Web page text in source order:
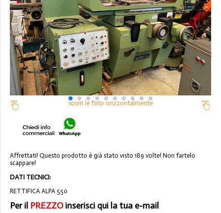
scorri le foto orizzontalmente
Affrettati! Questo prodotto è già stato visto 189 volte! Non fartelo
scappare!
DATI TECNICI:
RETTIFICA ALPA 550
Per il PREZZOinserisci qui la tua e-mail